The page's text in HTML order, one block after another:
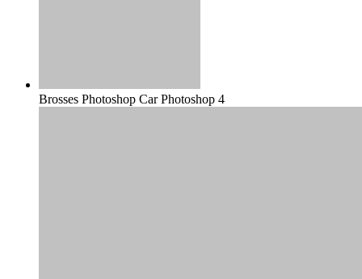
Brosses Photoshop Car Photoshop 4